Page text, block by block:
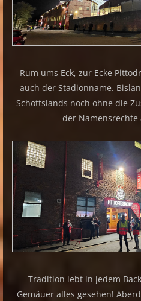
Rum ums Eck, zur Ecke
auch der Stadionname.
Schottslands noch ohne die
der Namensrechte
Tradition lebt in jedem
Gemäuer alles gesehen!